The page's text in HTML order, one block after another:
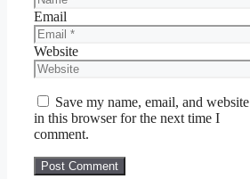
Email
Website
Save my name, email, and website
in this browser for the next time I
comment.